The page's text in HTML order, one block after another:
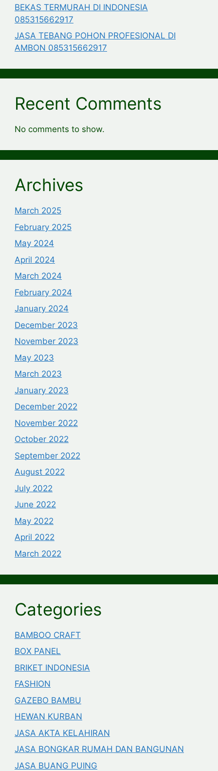
BEKAS TERMURAH DI INDONESIA
085315662917
JASA TEBANG POHON PROFESIONAL DI
AMBON 085315662917
Recent Comments
No comments to show.
Archives
March 2025
February 2025
May 2024
April 2024
March 2024
February 2024
January 2024
December 2023
November 2023
May 2023
March 2023
January 2023
December 2022
November 2022
October 2022
September 2022
August 2022
July 2022
June 2022
May 2022
April 2022
March 2022
Categories
BAMBOO CRAFT
BOX PANEL
BRIKET INDONESIA
FASHION
GAZEBO BAMBU
HEWAN KURBAN
JASA AKTA KELAHIRAN
JASA BONGKAR RUMAH DAN BANGUNAN
JASA BUANG PUING